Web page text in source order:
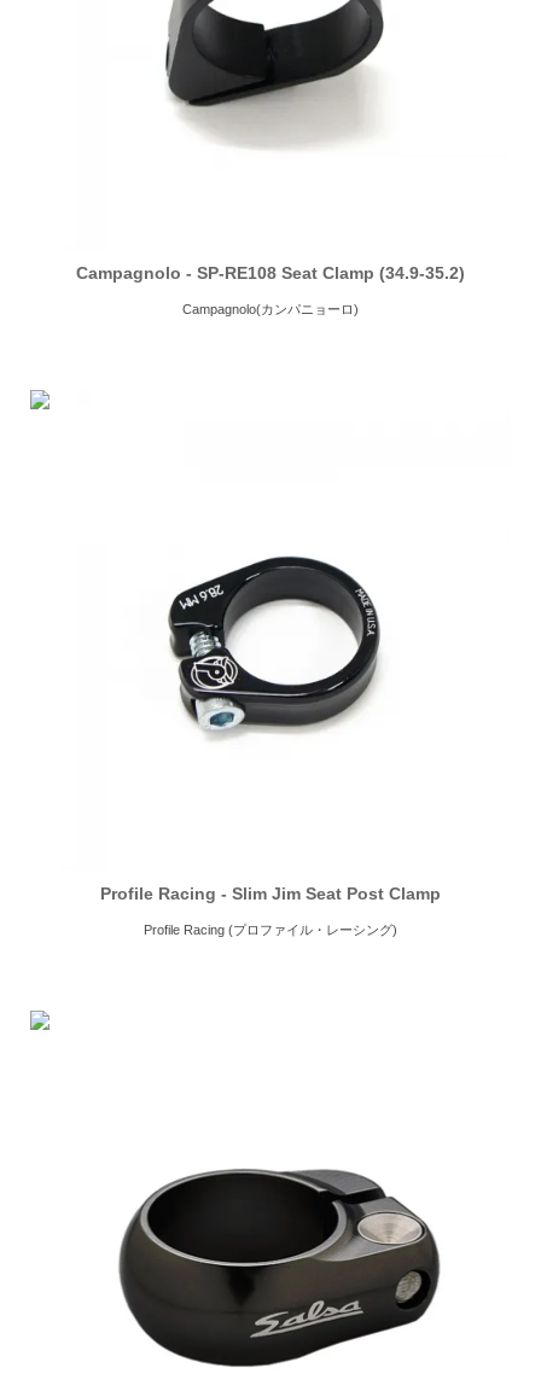
Campagnolo - SP-RE108 Seat Clamp (34.9-35.2)
Campagnolo(カンパニョーロ)
Profile Racing - Slim Jim Seat Post Clamp
Profile Racing (プロファイル・レーシング)